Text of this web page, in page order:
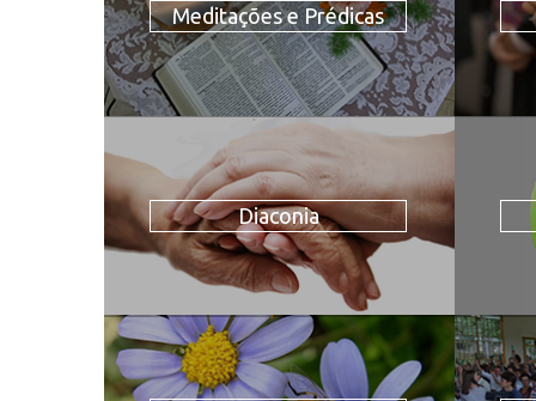
Meditações e Prédicas
Diaconia